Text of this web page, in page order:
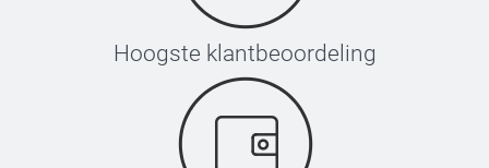
Hoogste klantbeoordeling